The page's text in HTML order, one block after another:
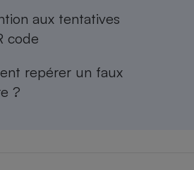
aux tentatives
code
repérer un faux
?